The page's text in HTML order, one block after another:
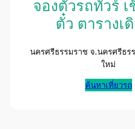
จองตั๋วรถทัวร์
ตั๋ว ตารางเ
นครศรีธรรมราช จ.นครศรีธร
ใหม่
ค้นหาเที่ยวรถ